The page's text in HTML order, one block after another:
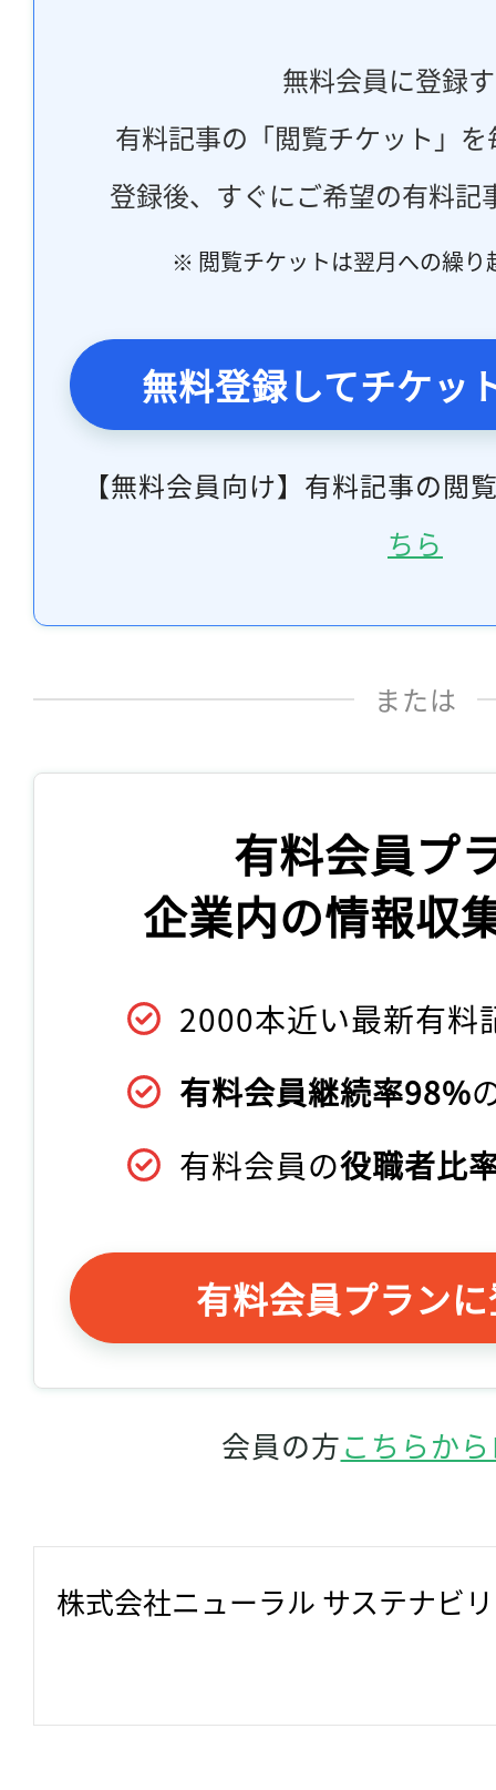
無料会員に登録
有料記事の「閲覧チケット」
登録後、すぐにご希望の有料記
※ 閲覧チケットは翌月への繰り
無料登録してチケッ
【無料会員向け】有料記事の閲
ちら
または
有料会員プ
企業内の情報収
2000本近い最新有料
有料会員継続率98%
有料会員の役職者比
有料会員プラン
会員の方こちらか
株式会社ニューラル サステナビ